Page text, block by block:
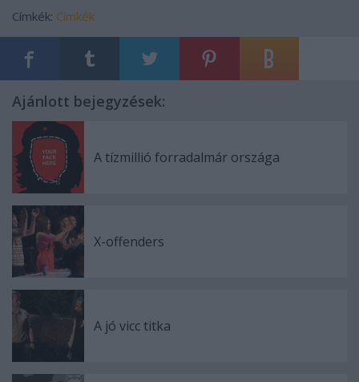
Címkék: Címkék
Ajánlott bejegyzések:
A tízmillió forradalmár országa
X-offenders
A jó vicc titka